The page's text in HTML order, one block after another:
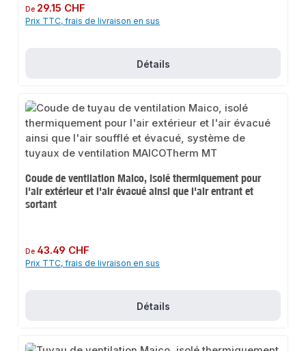
Prix régulier :
De 29.15 CHF
Prix TTC, frais de livraison en sus
Détails
Coude de ventilation Maico, isolé thermiquement pour
l'air extérieur et l'air évacué ainsi que l'air entrant et
sortant
Prix régulier :
De 43.49 CHF
Prix TTC, frais de livraison en sus
Détails